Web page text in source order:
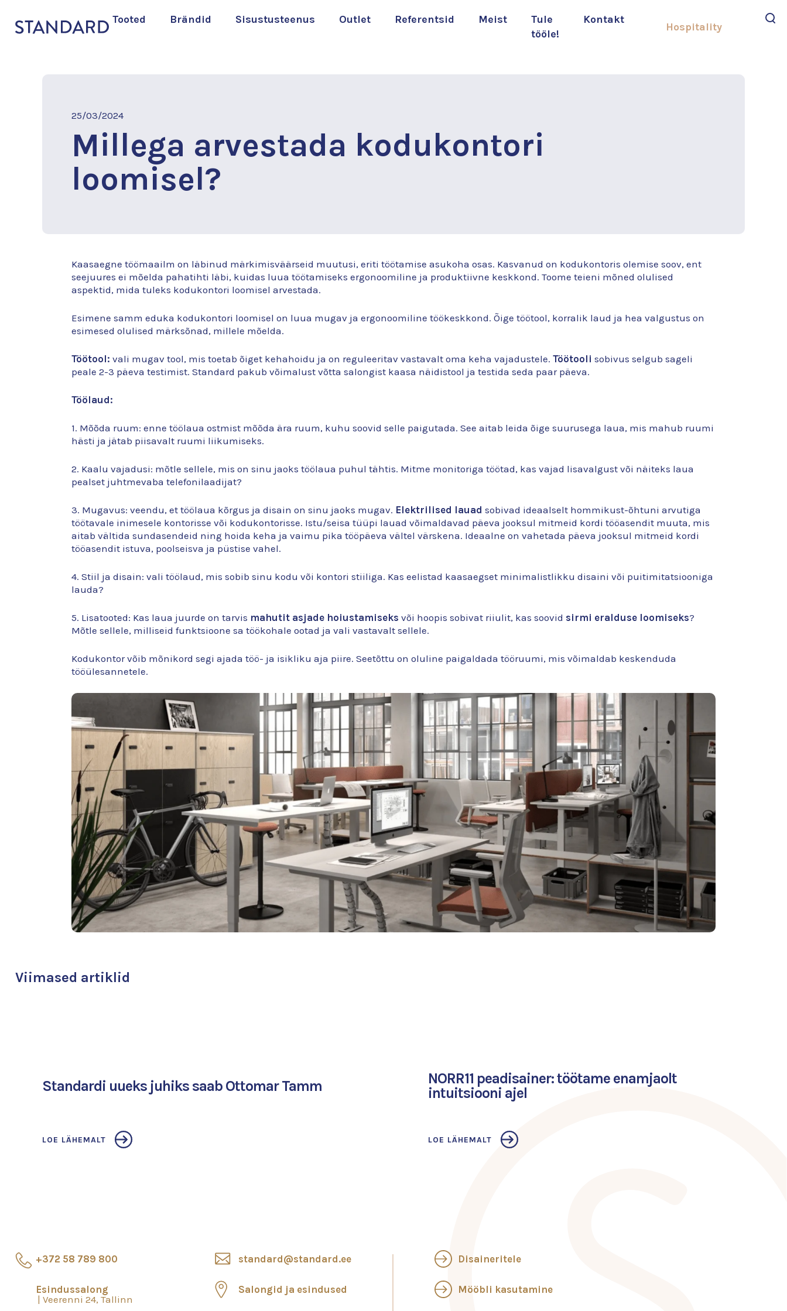
Tooted Brändid Sisustusteenus Outlet Referentsid Meist
Tule
tööle!
Kontakt
Hospitality
25/03/2024
Millega arvestada kodukontori
loomisel?
Kaasaegne töömaailm on läbinud märkimisväärseid muutusi, eriti töötamise asukoha osas. Kasvanud on kodukontoris olemise soov, ent
seejuures ei mõelda pahatihti läbi, kuidas luua töötamiseks ergonoomiline ja produktiivne keskkond. Toome teieni mõned olulised
aspektid, mida tuleks kodukontori loomisel arvestada.
Esimene samm eduka kodukontori loomisel on luua mugav ja ergonoomiline töökeskkond. Õige töötool, korralik laud ja hea valgustus on
esimesed olulised märksõnad, millele mõelda.
Töötool: vali mugav tool, mis toetab õiget kehahoidu ja on reguleeritav vastavalt oma keha vajadustele. Töötooli sobivus selgub sageli
peale 2-3 päeva testimist. Standard pakub võimalust võtta salongist kaasa näidistool ja testida seda paar päeva.
Töölaud:
1. Mõõda ruum: enne töölaua ostmist mõõda ära ruum, kuhu soovid selle paigutada. See aitab leida õige suurusega laua, mis mahub ruumi
hästi ja jätab piisavalt ruumi liikumiseks.
2. Kaalu vajadusi: mõtle sellele, mis on sinu jaoks töölaua puhul tähtis. Mitme monitoriga töötad, kas vajad lisavalgust või näiteks laua
pealset juhtmevaba telefonilaadijat?
3. Mugavus: veendu, et töölaua kõrgus ja disain on sinu jaoks mugav. Elektrilised lauad sobivad ideaalselt hommikust-õhtuni arvutiga
töötavale inimesele kontorisse või kodukontorisse. Istu/seisa tüüpi lauad võimaldavad päeva jooksul mitmeid kordi tööasendit muuta, mis
aitab vältida sundasendeid ning hoida keha ja vaimu pika tööpäeva vältel värskena. Ideaalne on vahetada päeva jooksul mitmeid kordi
tööasendit istuva, poolseisva ja püstise vahel.
4. Stiil ja disain: vali töölaud, mis sobib sinu kodu või kontori stiiliga. Kas eelistad kaasaegset minimalistlikku disaini või puitimitatsiooniga
lauda?
5. Lisatooted: Kas laua juurde on tarvis mahutit asjade hoiustamiseks või hoopis sobivat riiulit, kas soovid sirmi eralduse loomiseks?
Mõtle sellele, milliseid funktsioone sa töökohale ootad ja vali vastavalt sellele.
Kodukontor võib mõnikord segi ajada töö- ja isikliku aja piire. Seetõttu on oluline paigaldada tööruumi, mis võimaldab keskenduda
tööülesannetele.
Viimased artiklid
Standardi uueks juhiks saab Ottomar Tamm
LOE LÄHEMALT
NORR11 peadisainer: töötame enamjaolt
intuitsiooni ajel
LOE LÄHEMALT
+372 58 789 800
Esindussalong
Veerenni 24, Tallinn
standard@standard.ee
Salongid ja esindused
Disaineritele
Mööbli kasutamine